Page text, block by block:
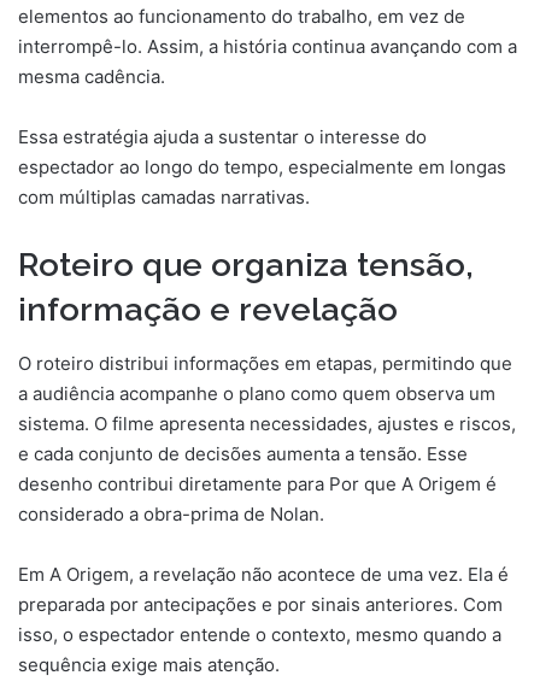
elementos ao funcionamento do trabalho, em vez de
interrompê-lo. Assim, a história continua avançando com a
mesma cadência.
Essa estratégia ajuda a sustentar o interesse do
espectador ao longo do tempo, especialmente em longas
com múltiplas camadas narrativas.
Roteiro que organiza tensão,
informação e revelação
O roteiro distribui informações em etapas, permitindo que
a audiência acompanhe o plano como quem observa um
sistema. O filme apresenta necessidades, ajustes e riscos,
e cada conjunto de decisões aumenta a tensão. Esse
desenho contribui diretamente para Por que A Origem é
considerado a obra-prima de Nolan.
Em A Origem, a revelação não acontece de uma vez. Ela é
preparada por antecipações e por sinais anteriores. Com
isso, o espectador entende o contexto, mesmo quando a
sequência exige mais atenção.